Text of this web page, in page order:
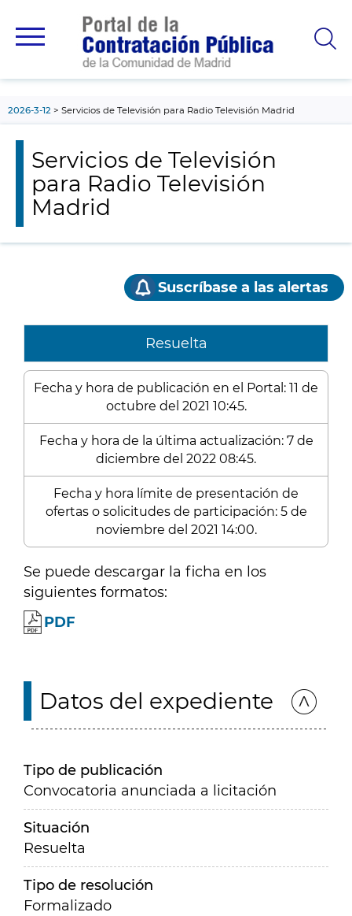
principal
2026-3-12 Servicios de Televisión para Radio Televisión Madrid
Servicios de Televisión
para Radio Televisión
Madrid
Suscríbase a las alertas
Resuelta
Fecha y hora de publicación en el Portal: 11 de
octubre del 2021 10:45.
Fecha y hora de la última actualización: 7 de
diciembre del 2022 08:45.
Fecha y hora límite de presentación de
ofertas o solicitudes de participación: 5 de
noviembre del 2021 14:00.
Se puede descargar la ficha en los
siguientes formatos:
PDF
Datos del expediente
Tipo de publicación
Convocatoria anunciada a licitación
Situación
Resuelta
Tipo de resolución
Formalizado